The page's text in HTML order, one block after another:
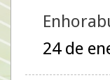
24 de